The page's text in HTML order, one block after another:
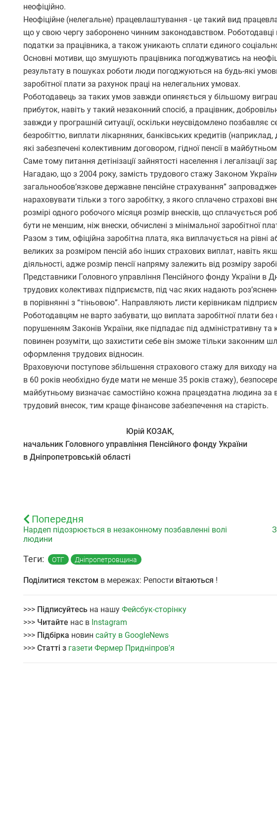
неофіційно.
Неофіційне (нелегальне) працевлаштування - це такий вид
що у свою чергу заборонено чинним законодавством.
податки за працівника, а також уникають сплати єдиного
Основні мотиви, що змушують працівника погоджуватись на
результату в пошуках роботи люди погоджуються на будь-які
заробітної плати за рахунок праці на нелегальних умовах.
Роботодавець за таких умов завжди опиняється у більшому
прибуток, навіть у такий незаконний спосіб, а працівник,
завжди у програшній ситуації, оскільки неусвідомлено позбавляє
безробіттю, виплати лікарняних, банківських кредитів
які забезпечені колективним договором, гідної пенсії в
Саме тому питання детінізації зайнятості населення і легалізації
Нагадаю, що з 2004 року, замість трудового стажу Законом
загальнообов’язкове державне пенсійне страхування”
нараховувати тільки з того заробітку, з якого сплачено
розмірі одного робочого місяця розмір внесків, що сплачується
бути не меншим, ніж внески, обчислені з мінімальної заробітної
Разом з тим, офіційна заробітна плата, яка виплачується на
великих за розміром пенсій або інших страхових виплат, навіть
діяльності, адже розмір пенсії напряму залежить від розміру
Представники Головного управління Пенсійного фонду України в
трудових колективах підприємств, під час яких надають
в порівнянні з “тіньовою”. Направляють листи керівникам
Роботодавцям не варто забувати, що виплата заробітної плати
порушенням Законів України, яке підпадає під адміністративну
повинен розуміти, що захистити себе він зможе тільки законним
оформлення трудових відносин.
Враховуючи поступове збільшення страхового стажу для виходу
в 60 років необхідно буде мати не менше 35 років стажу),
майбутньому визначає самостійно кожна працездатна людина за
трудовий внесок, тим краще фінансове забезпечення на старість.
Юрій КОЗАК,
начальник Головного управління Пенсійного фонду України
в Дніпропетровській області
Попередня
Нардеп підозрюється в незаконному позбавленні волі
людини
Теги: ОТГ Дніпропетровщина
Поділитися текстом в мережах: Репости вітаються !
>>> Підписуйтесь на нашу Фейсбук-сторінку
>>> Читайте нас в Instagram
>>> Підбірка новин сайту в GoogleNews
>>> Статті з газети Фермер Придніпров'я